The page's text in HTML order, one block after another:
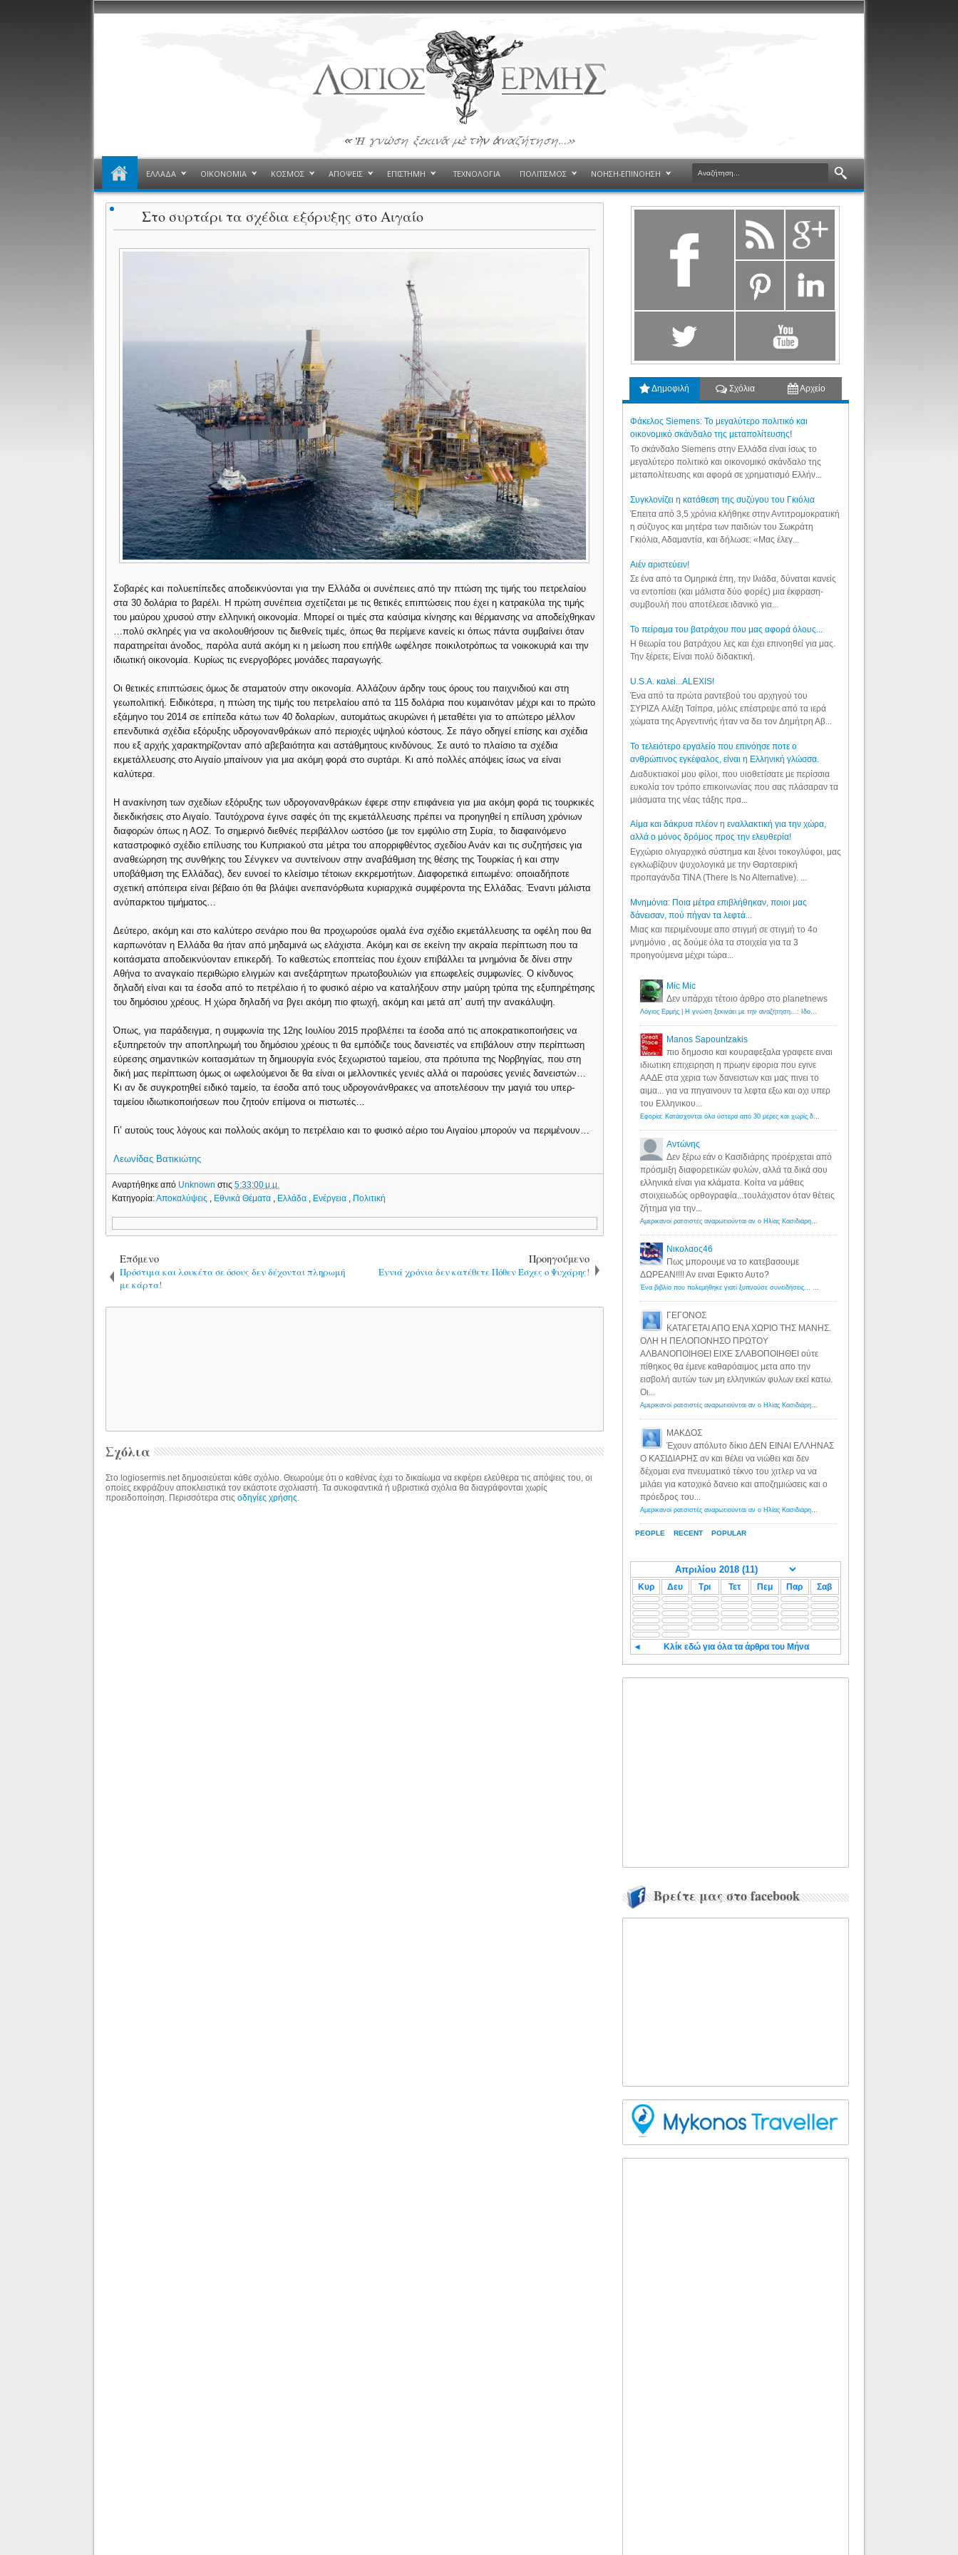
ΕΛΛΑΔΑ ΟΙΚΟΝΟΜΙΑ ΚΟΣΜΟΣ ΑΠΟΨΕΙΣ ΕΠΙΣΤΗΜΗ ΤΕΧΝΟΛΟΓΙΑ ΠΟΛΙΤΙΣΜΟΣ ΝΟΗΣΗ-ΕΠΙΝΟΗΣΗ
Στο συρτάρι τα σχέδια εξόρυξης στο Αιγαίο
Σοβαρές και πολυεπίπεδες αποδεικνύονται για την Ελλάδα οι συνέπειες από την πτώση της τιμής του πετρελαίου
στα 30 δολάρια το βαρέλι. Η πρώτη συνέπεια σχετίζεται με τις θετικές επιπτώσεις που έχει η κατρακύλα της τιμής
του μαύρου χρυσού στην ελληνική οικονομία. Μπορεί οι τιμές στα καύσιμα κίνησης και θέρμανσης να αποδείχθηκαν
…πολύ σκληρές για να ακολουθήσουν τις διεθνείς τιμές, όπως θα περίμενε κανείς κι όπως πάντα συμβαίνει όταν
παρατηρείται άνοδος, παρόλα αυτά ακόμη κι η μείωση που επήλθε ωφέλησε ποικιλοτρόπως τα νοικοκυριά και την
ιδιωτική οικονομία. Κυρίως τις ενεργοβόρες μονάδες παραγωγής.
Οι θετικές επιπτώσεις όμως δε σταματούν στην οικονομία. Αλλάζουν άρδην τους όρους του παιχνιδιού και στη
γεωπολιτική. Ειδικότερα, η πτώση της τιμής του πετρελαίου από τα 115 δολάρια που κυμαινόταν μέχρι και το πρώτο
εξάμηνο του 2014 σε επίπεδα κάτω των 40 δολαρίων, αυτομάτως ακυρώνει ή μεταθέτει για το απώτερο μέλλον
επενδυτικά σχέδια εξόρυξης υδρογονανθράκων από περιοχές υψηλού κόστους. Σε πάγο οδηγεί επίσης και σχέδια
που εξ αρχής χαρακτηρίζονταν από αβεβαιότητα και αστάθμητους κινδύνους. Σε αυτό το πλαίσιο τα σχέδια
εκμετάλλευσης στο Αιγαίο μπαίνουν για μια ακόμη φορά στο συρτάρι. Κι από πολλές απόψεις ίσως να είναι
καλύτερα.
Η ανακίνηση των σχεδίων εξόρυξης των υδρογονανθράκων έφερε στην επιφάνεια για μια ακόμη φορά τις τουρκικές
διεκδικήσεις στο Αιγαίο. Ταυτόχρονα έγινε σαφές ότι της εκμετάλλευσης πρέπει να προηγηθεί η επίλυση χρόνιων
διαφορών όπως η ΑΟΖ. Το σημερινό διεθνές περιβάλλον ωστόσο (με τον εμφύλιο στη Συρία, το διαφαινόμενο
καταστροφικό σχέδιο επίλυσης του Κυπριακού στα μέτρα του απορριφθέντος σχεδίου Ανάν και τις συζητήσεις για
αναθεώρηση της συνθήκης του Σένγκεν να συντείνουν στην αναβάθμιση της θέσης της Τουρκίας ή και στην
υποβάθμιση της Ελλάδας), δεν ευνοεί το κλείσιμο τέτοιων εκκρεμοτήτων. Διαφορετικά ειπωμένο: οποιαδήποτε
σχετική απόπειρα είναι βέβαιο ότι θα βλάψει ανεπανόρθωτα κυριαρχικά συμφέροντα της Ελλάδας. Έναντι μάλιστα
ανύπαρκτου τιμήματος…
Δεύτερο, ακόμη και στο καλύτερο σενάριο που θα προχωρούσε ομαλά ένα σχέδιο εκμετάλλευσης τα οφέλη που θα
καρπωνόταν η Ελλάδα θα ήταν από μηδαμινά ως ελάχιστα. Ακόμη και σε εκείνη την ακραία περίπτωση που τα
κοιτάσματα αποδεικνύονταν επικερδή. Το καθεστώς εποπτείας που έχουν επιβάλλει τα μνημόνια δε δίνει στην
Αθήνα το αναγκαίο περιθώριο ελιγμών και ανεξάρτητων πρωτοβουλιών για επωφελείς συμφωνίες. Ο κίνδυνος
δηλαδή είναι και τα έσοδα από το πετρέλαιο ή το φυσικό αέριο να καταλήξουν στην μαύρη τρύπα της εξυπηρέτησης
του δημόσιου χρέους. Η χώρα δηλαδή να βγει ακόμη πιο φτωχή, ακόμη και μετά απ’ αυτή την ανακάλυψη.
Όπως, για παράδειγμα, η συμφωνία της 12ης Ιουλίου 2015 προβλέπει τα έσοδα από τις αποκρατικοποιήσεις να
εξυπηρετούν την αποπληρωμή του δημόσιου χρέους τι θα εμπόδιζε τους δανειστές να επιβάλουν στην περίπτωση
εύρεσης σημαντικών κοιτασμάτων τη δημιουργία ενός ξεχωριστού ταμείου, στα πρότυπα της Νορβηγίας, που στη
δική μας περίπτωση όμως οι ωφελούμενοι δε θα είναι οι μελλοντικές γενιές αλλά οι παρούσες γενιές δανειστών…
Κι αν δε συγκροτηθεί ειδικό ταμείο, τα έσοδα από τους υδρογονάνθρακες να αποτελέσουν την μαγιά του υπερ-
ταμείου ιδιωτικοποιήσεων που ζητούν επίμονα οι πιστωτές…
Γι’ αυτούς τους λόγους και πολλούς ακόμη το πετρέλαιο και το φυσικό αέριο του Αιγαίου μπορούν να περιμένουν…
Λεωνίδας Βατικιώτης
Αναρτήθηκε από Unknownστις5:33:00 μ.μ.
Κατηγορία:Αποκαλύψεις Εθνικά Θέματα Ελλάδα Ενέργεια Πολιτική
Επόμενο
Πρόστιμα και λουκέτα σε όσους δεν δέχονται πληρωμή
με κάρτα!
Προηγούμενο
Εννιά χρόνια δεν κατέθετε Πόθεν Έσχες ο Ψυχάρης!
Σχόλια
Στο logiosermis.net δημοσιεύεται κάθε σχόλιο. Θεωρούμε ότι ο καθένας έχει το δικαίωμα να εκφέρει ελεύθερα τις απόψεις του, οι
οποίες εκφράζουν αποκλειστικά τον εκάστοτε σχολιαστή. Τα συκοφαντικά ή υβριστικά σχόλια θα διαγράφονται χωρίς
προειδοποίηση. Περισσότερα στιςοδηγίες χρήσης
Δημοφιλή Σχόλια Αρχείο
Φάκελος Siemens: Το μεγαλύτερο πολιτικό και
οικονομικό σκάνδαλο της μεταπολίτευσης!
Το σκάνδαλο Siemens στην Ελλάδα είναι ίσως το
μεγαλύτερο πολιτικό και οικονομικό σκάνδαλο της
μεταπολίτευσης και αφορά σε χρηματισμό Ελλήν...
Συγκλονίζει η κατάθεση της συζύγου του Γκιόλια
Έπειτα από 3,5 χρόνια κλήθηκε στην Αντιτρομοκρατική
η σύζυγος και μητέρα των παιδιών του Σωκράτη
Γκιόλια, Αδαμαντία, και δήλωσε: «Μας έλεγ...
Aιέν αριστεύειν!
Σε ένα από τα Ομηρικά έπη, την Ιλιάδα, δύναται κανείς
να εντοπίσει (και μάλιστα δύο φορές) μια έκφραση-
συμβουλή που αποτέλεσε ιδανικό για...
Το πείραμα του βατράχου που μας αφορά όλους...
Η θεωρία του βατράχου λες και έχει επινοηθεί για μας.
Την ξέρετε; Είναι πολύ διδακτική.
U.S.A. καλεί...ALEXIS!
Ένα από τα πρώτα ραντεβού του αρχηγού του
ΣΥΡΙΖΑ Αλέξη Τσίπρα, μόλις επέστρεψε από τα ιερά
χώματα της Αργεντινής ήταν να δει τον Δημήτρη Αβ...
Το τελειότερο εργαλείο που επινόησε ποτε ο
ανθρώπινος εγκέφαλος, είναι η Ελληνική γλώσσα.
Διαδυκτιακοί μου φίλοι, που υιοθετίσατε με περίσσια
ευκολία τον τρόπο επικοινωνίας που σας πλάσαραν τα
μιάσματα της νέας τάξης πρα...
Αίμα και δάκρυα πλέον η εναλλακτική για την χώρα,
αλλά ο μόνος δρόμος προς την ελευθερία!
Εγχώριο ολιγαρχικό σύστημα και ξένοι τοκογλύφοι, μας
εγκλωβίζουν ψυχολογικά με την Θαρτσερική
προπαγάνδα TINA (There Is No Alternative). ...
Μνημόνια: Ποια μέτρα επιβλήθηκαν, ποιοι μας
δάνεισαν, πού πήγαν τα λεφτά...
Μιας και περιμένουμε απο στιγμή σε στιγμή το 4ο
μνημόνιο , ας δούμε όλα τα στοιχεία για τα 3
προηγούμενα μέχρι τώρα...
PEOPLE RECENT POPULAR
Mic Mic
Δεν υπάρχει τέτοιο άρθρο στο planetnews
Λόγιος Ερμής | Η γνώση ξεκινάει με την αναζήτηση...: Ιδού οι 18 που χρωστούν 11 δις ευρώ!
Manos Sapountzakis
πιο δημοσιο και κουραφεξαλα γραφετε ειναι
ιδιωτικη επιχειρηση η πρωην εφορια που εγινε
ΑΑΔΕ στα χερια των δανειστων και μας πινει το
αιμα... για να πηγαινουν τα λεφτα εξω και οχι υπερ
του Ελληνικου...
Εφορία: Κατάσχονται όλα ύστερα από 30 μέρες και χωρίς δικαστικές αποφάσεις - Λόγιος Ερμής
Αντώνης
Δεν ξέρω εάν ο Κασιδιάρης προέρχεται από
πρόσμιξη διαφορετικών φυλών, αλλά τα δικά σου
ελληνικά είναι για κλάματα. Κοίτα να μάθεις
στοιχειωδώς ορθογραφία...τουλάχιστον όταν θέτεις
ζήτημα για την...
Αμερικανοί ρατσιστές αναρωτιούνται αν ο Ηλίας Κασιδιάρης ανήκει στη λευκή φυλή... - Λόγιος Ερμής
Νικολαος46
Πως μπορουμε να το κατεβασουμε
ΔΩΡΕΑΝ!!!! Αν ειναι Εφικτο Αυτο?
Ένα βιβλίο που πολεμήθηκε γιατί ξυπνούσε συνειδήσεις... - Λόγιος Ερμής | Η γνώση ξεκινάει με την αναζήτηση...
ΓΕΓΟΝΟΣ
ΚΑΤΑΓΕΤΑΙ ΑΠΟ ΕΝΑ ΧΩΡΙΟ ΤΗΣ ΜΑΝΗΣ.
ΟΛΗ Η ΠΕΛΟΠΟΝΗΣΟ ΠΡΩΤΟΥ
ΑΛΒΑΝΟΠΟΙΗΘΕΙ ΕΙΧΕ ΣΛΑΒΟΠΟΙΗΘΕΙ ούτε
πίθηκος θα έμενε καθαρόαιμος μετα απο την
εισβολή αυτών των μη ελληνικών φυλων εκεί κατω.
Οι...
Αμερικανοί ρατσιστές αναρωτιούνται αν ο Ηλίας Κασιδιάρης ανήκει στη λευκή φυλή... - Λόγιος Ερμής
ΜΑΚΔΟΣ
Έχουν απόλυτο δίκιο ΔΕΝ ΕΙΝΑΙ ΕΛΛΗΝΑΣ
Ο ΚΑΣΙΔΙΑΡΗΣ αν και θέλει να νιώθει και δεν
δέχομαι ενα πνευματικό τέκνο του χιτλερ να να
μιλάει για κατοχικό δανειο και αποζημιώσεις και ο
πρόεδρος του...
Αμερικανοί ρατσιστές αναρωτιούνται αν ο Ηλίας Κασιδιάρης ανήκει στη λευκή φυλή... - Λόγιος Ερμής
Κυρ Δευ Τρι Τετ Πεμ Παρ Σαβ
◄ Κλίκ εδώ για όλα τα άρθρα του Μήνα
Βρείτε μας στο facebook